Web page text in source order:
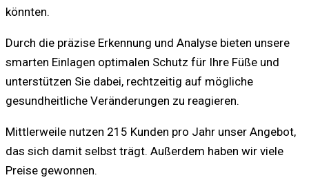
könnten.
Durch die präzise Erkennung und Analyse bieten unsere
smarten Einlagen optimalen Schutz für Ihre Füße und
unterstützen Sie dabei, rechtzeitig auf mögliche
gesundheitliche Veränderungen zu reagieren.
Mittlerweile nutzen 215 Kunden pro Jahr unser Angebot,
das sich damit selbst trägt. Außerdem haben wir viele
Preise gewonnen.